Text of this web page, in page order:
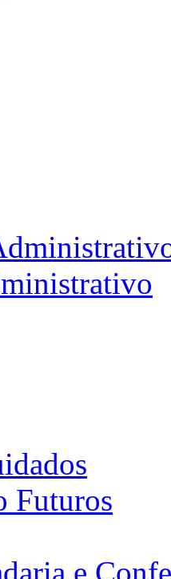
Futuros